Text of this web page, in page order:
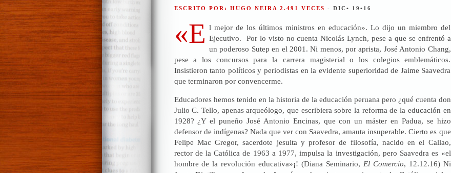
ESCRITO POR: HUGO NEIRA 2.491 VECES - DIC• 19•16
«E l mejor de los últimos ministros en educación». Lo dijo un miembro del
Ejecutivo. Por lo visto no cuenta Nicolás Lynch, pese a que se enfrentó a
un poderoso Sutep en el 2001. Ni menos, por aprista, José Antonio Chang,
pese a los concursos para la carrera magisterial o los colegios emblemáticos.
Insistieron tanto políticos y periodistas en la evidente superioridad de Jaime Saavedra
que terminaron por convencerme.
Educadores hemos tenido en la historia de la educación peruana pero ¿qué cuenta don
Julio C. Tello, apenas arqueólogo, que escribiera sobre la reforma de la educación en
1928? ¿Y el puneño José Antonio Encinas, que con un máster en Padua, se hizo
defensor de indígenas? Nada que ver con Saavedra, amauta insuperable. Cierto es que
Felipe Mac Gregor, sacerdote jesuita y profesor de filosofía, nacido en el Callao,
rector de la Católica de 1963 a 1977, impulsa la investigación, pero Saavedra es «el
hombre de la revolución educativa»¡! (Diana Seminario, El Comercio, 12.12.16) Ni